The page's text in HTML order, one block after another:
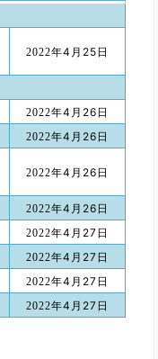
2022年4月25日
2022年4月26日
2022年4月26日
2022年4月26日
2022年4月26日
2022年4月27日
2022年4月27日
2022年4月27日
2022年4月27日